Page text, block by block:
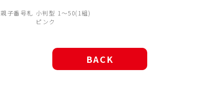
親子番号札 小判型 1～50(1組)
ピンク
BACK